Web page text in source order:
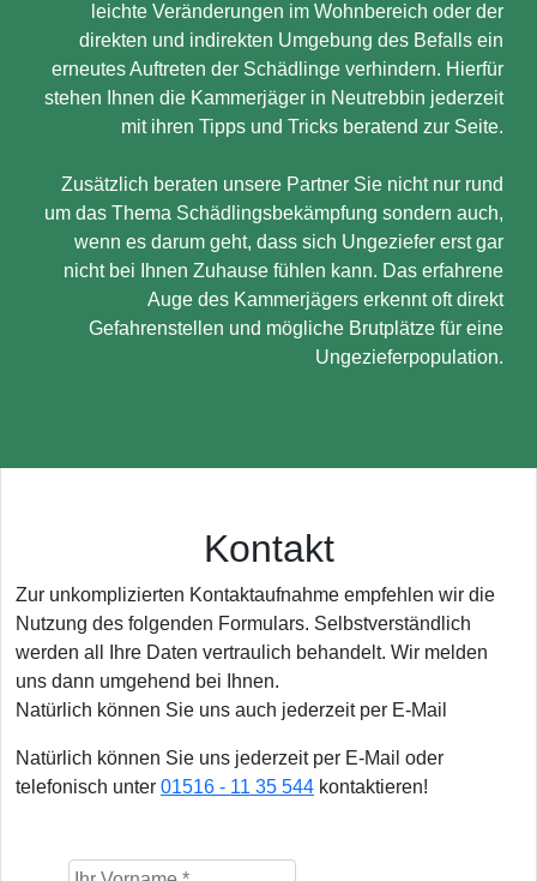
leichte Veränderungen im Wohnbereich oder der
direkten und indirekten Umgebung des Befalls ein
erneutes Auftreten der Schädlinge verhindern. Hierfür
stehen Ihnen die Kammerjäger in Neutrebbin jederzeit
mit ihren Tipps und Tricks beratend zur Seite.
Zusätzlich beraten unsere Partner Sie nicht nur rund
um das Thema Schädlingsbekämpfung sondern auch,
wenn es darum geht, dass sich Ungeziefer erst gar
nicht bei Ihnen Zuhause fühlen kann. Das erfahrene
Auge des Kammerjägers erkennt oft direkt
Gefahrenstellen und mögliche Brutplätze für eine
Ungezieferpopulation.
Kontakt
Zur unkomplizierten Kontaktaufnahme empfehlen wir die
Nutzung des folgenden Formulars. Selbstverständlich
werden all Ihre Daten vertraulich behandelt. Wir melden
uns dann umgehend bei Ihnen.
Natürlich können Sie uns auch jederzeit per E-Mail
Natürlich können Sie uns jederzeit per E-Mail oder
telefonisch unter 01516 - 11 35 544 kontaktieren!